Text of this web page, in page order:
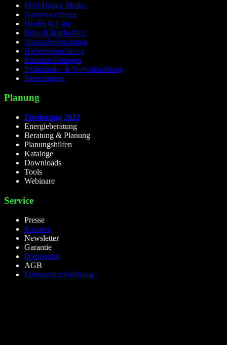
POS Digital Media
Aussenwerbung
Health & Care
Büro & Backoffice
Aussenbeleuchtung
Hallenbeleuchtung
Industrielösungen
Sicherheits- & Notbeleuchtung
Steuerungen
Planung
Förderung 2022
Energieberatung
Beratung & Planung
Planungshilfen
Kataloge
Downloads
Tools
Webinare
Service
Presse
Karriere
Newsletter
Garantie
Impressum
AGB
Datenschutzerklärung